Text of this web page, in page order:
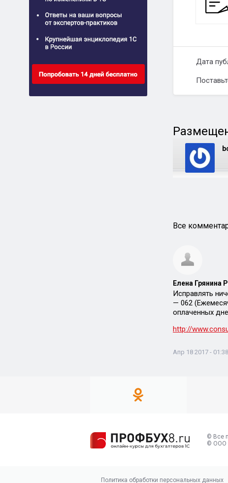
Дата
Все
Елена Грянина
Исправлять
— 062
оплаченных
http://
Апр 18 2017 - 01:38
© Все
© ООО
Политика обработки персональных данных